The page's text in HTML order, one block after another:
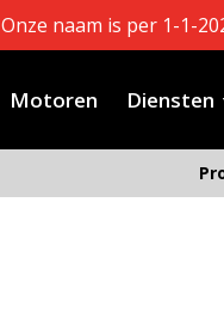
Onze naam is per 1-1-
Motoren Diensten